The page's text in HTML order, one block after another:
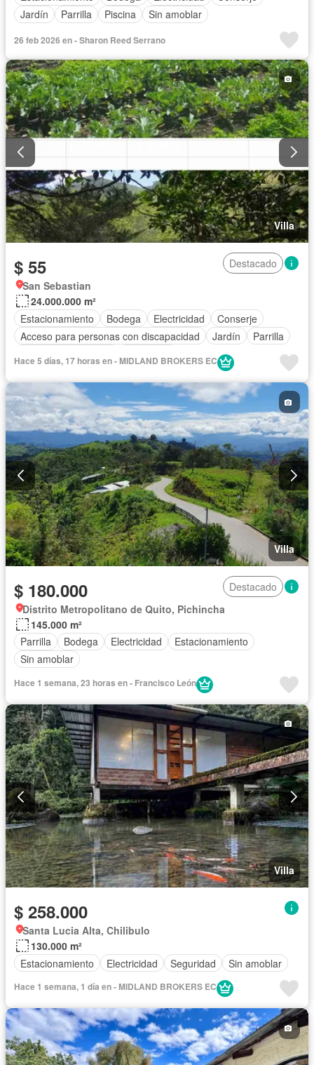
Jardín
Parrilla Piscina Sin amoblar
26 feb 2026 en - Sharon Reed Serrano
Villa
$ 55
Destacado
San Sebastian
24.000.000 m²
Estacionamiento
Bodega Electricidad
Conserje
Acceso para personas con discapacidad
Jardín
Parrilla
Hace 5 días, 17 horas en - MIDLAND BROKERS EC
Villa
$ 180.000
Destacado
Distrito Metropolitano de Quito, Pichincha
145.000 m²
Parrilla
Bodega Electricidad
Estacionamiento
Sin amoblar
Hace 1 semana, 23 horas en - Francisco León
Villa
$ 258.000
Santa Lucia Alta, Chilibulo
130.000 m²
Estacionamiento
Electricidad Seguridad Sin amoblar
Hace 1 semana, 1 día en - MIDLAND BROKERS EC